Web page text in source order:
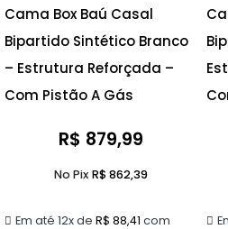
Cama Box Baú Casal
Bipartido Sintético Branco
– Estrutura Reforçada –
Com Pistão A Gás
R$ 879,99
Em até 12x de R$ 88,41 com
No Pix R$862,39